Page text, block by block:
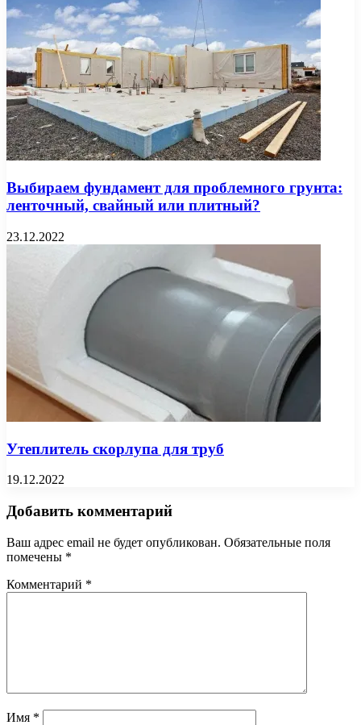
Выбираем фундамент для проблемного грунта:
ленточный, свайный или плитный?
23.12.2022
Утеплитель скорлупа для труб
19.12.2022
Добавить комментарий
Ваш адрес email не будет опубликован. Обязательные поля
помечены *
Комментарий *
Имя *